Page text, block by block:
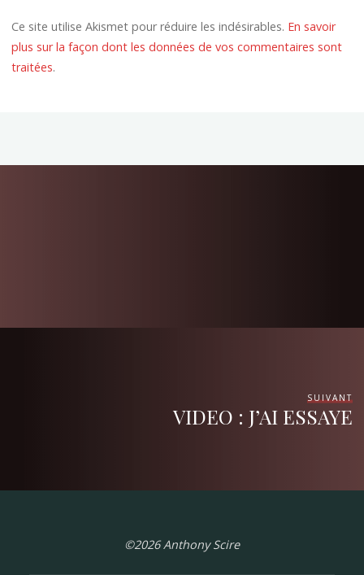
Ce site utilise Akismet pour réduire les indésirables. En savoir
plus sur la façon dont les données de vos commentaires sont
traitées.
SUIVANT
VIDEO : J’AI ESSAYE
©2026 Anthony Scire